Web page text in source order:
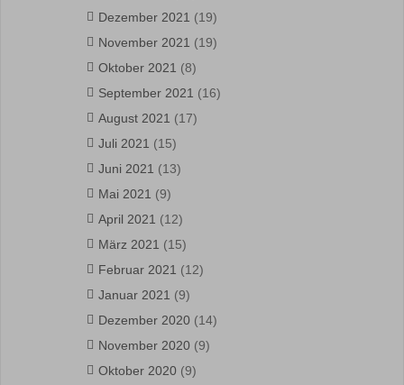
Dezember 2021 (19)
November 2021 (19)
Oktober 2021 (8)
September 2021 (16)
August 2021 (17)
Juli 2021 (15)
Juni 2021 (13)
Mai 2021 (9)
April 2021 (12)
März 2021 (15)
Februar 2021 (12)
Januar 2021 (9)
Dezember 2020 (14)
November 2020 (9)
Oktober 2020 (9)